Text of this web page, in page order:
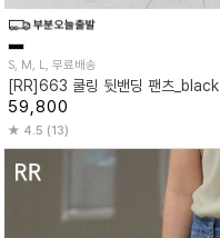
S, M, L, 무료배송
[RR]663 쿨링 뒷밴딩 팬츠_black
59,800
4.5 (13)